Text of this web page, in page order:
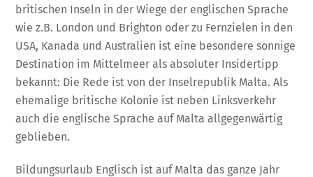
britischen Inseln in der Wiege der englischen Sprache
wie z.B. London und Brighton oder zu Fernzielen in den
USA, Kanada und Australien ist eine besondere sonnige
Destination im Mittelmeer als absoluter Insidertipp
bekannt: Die Rede ist von der Inselrepublik Malta. Als
ehemalige britische Kolonie ist neben Linksverkehr
auch die englische Sprache auf Malta allgegenwärtig
geblieben.
Bildungsurlaub Englisch ist auf Malta das ganze Jahr